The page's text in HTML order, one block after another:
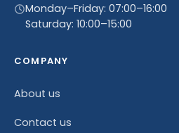
Monday–Friday: 07:00–16:00
Saturday: 10:00–15:00
COMPANY
About us
Contact us